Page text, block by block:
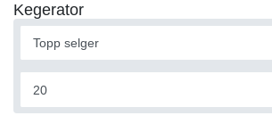
Kegerator